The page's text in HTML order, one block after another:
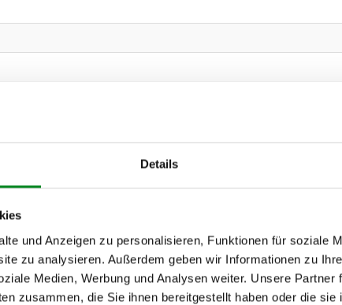
Details
und Anzeigen zu personalisieren, Funktionen für soziale
zu analysieren. Außerdem geben wir Informationen zu
Medien, Werbung und Analysen weiter. Unsere Partner
zusammen, die Sie ihnen bereitgestellt haben oder die sie